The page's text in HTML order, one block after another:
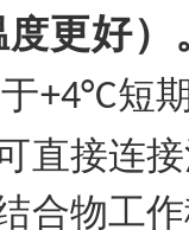
度更好）
+4°C短
直接连
合物工